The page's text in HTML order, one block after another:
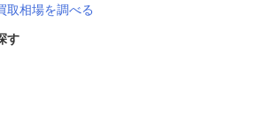
取相場を調べる
す